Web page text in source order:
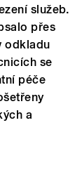
služeb.
přes
odkladu
se
péče
a